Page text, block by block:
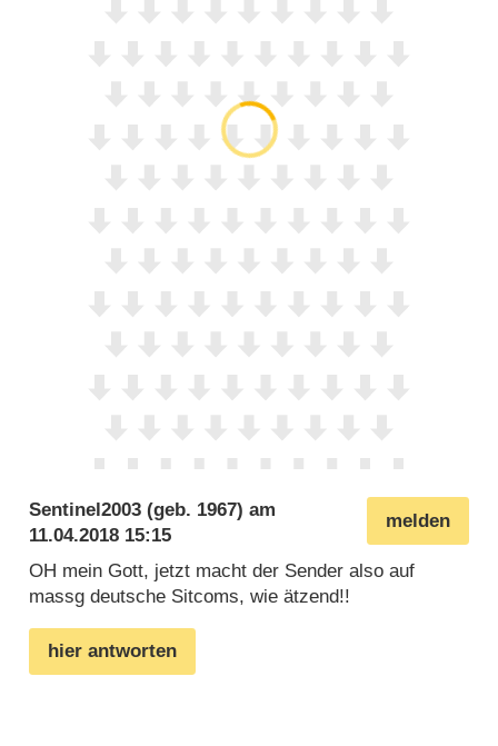
melden
Sentinel2003 (geb. 1967) am
11.04.2018 15:15
OH mein Gott, jetzt macht der Sender also auf
massg deutsche Sitcoms, wie ätzend!!
hier antworten